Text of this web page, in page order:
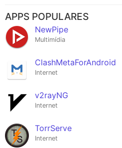
APPS POPULARES
NewPipe
Multimídia
ClashMetaForAndroid
Internet
v2rayNG
Internet
TorrServe
Internet